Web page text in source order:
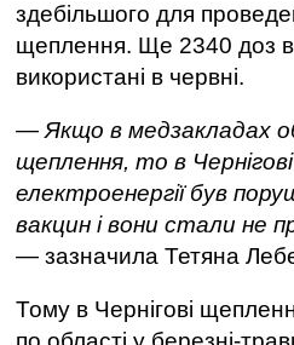
здебільшого для
щеплення. Ще 2340 доз
використані в червні.
— Якщо в медзакладах
щеплення, то в
електроенергії був
вакцин і вони стали не
— зазначила Тетяна
Тому в Чернігові